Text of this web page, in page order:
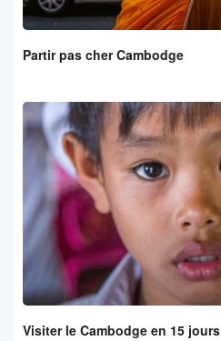
Partir pas cher Cambodge
Visiter le Cambodge en 15 jours